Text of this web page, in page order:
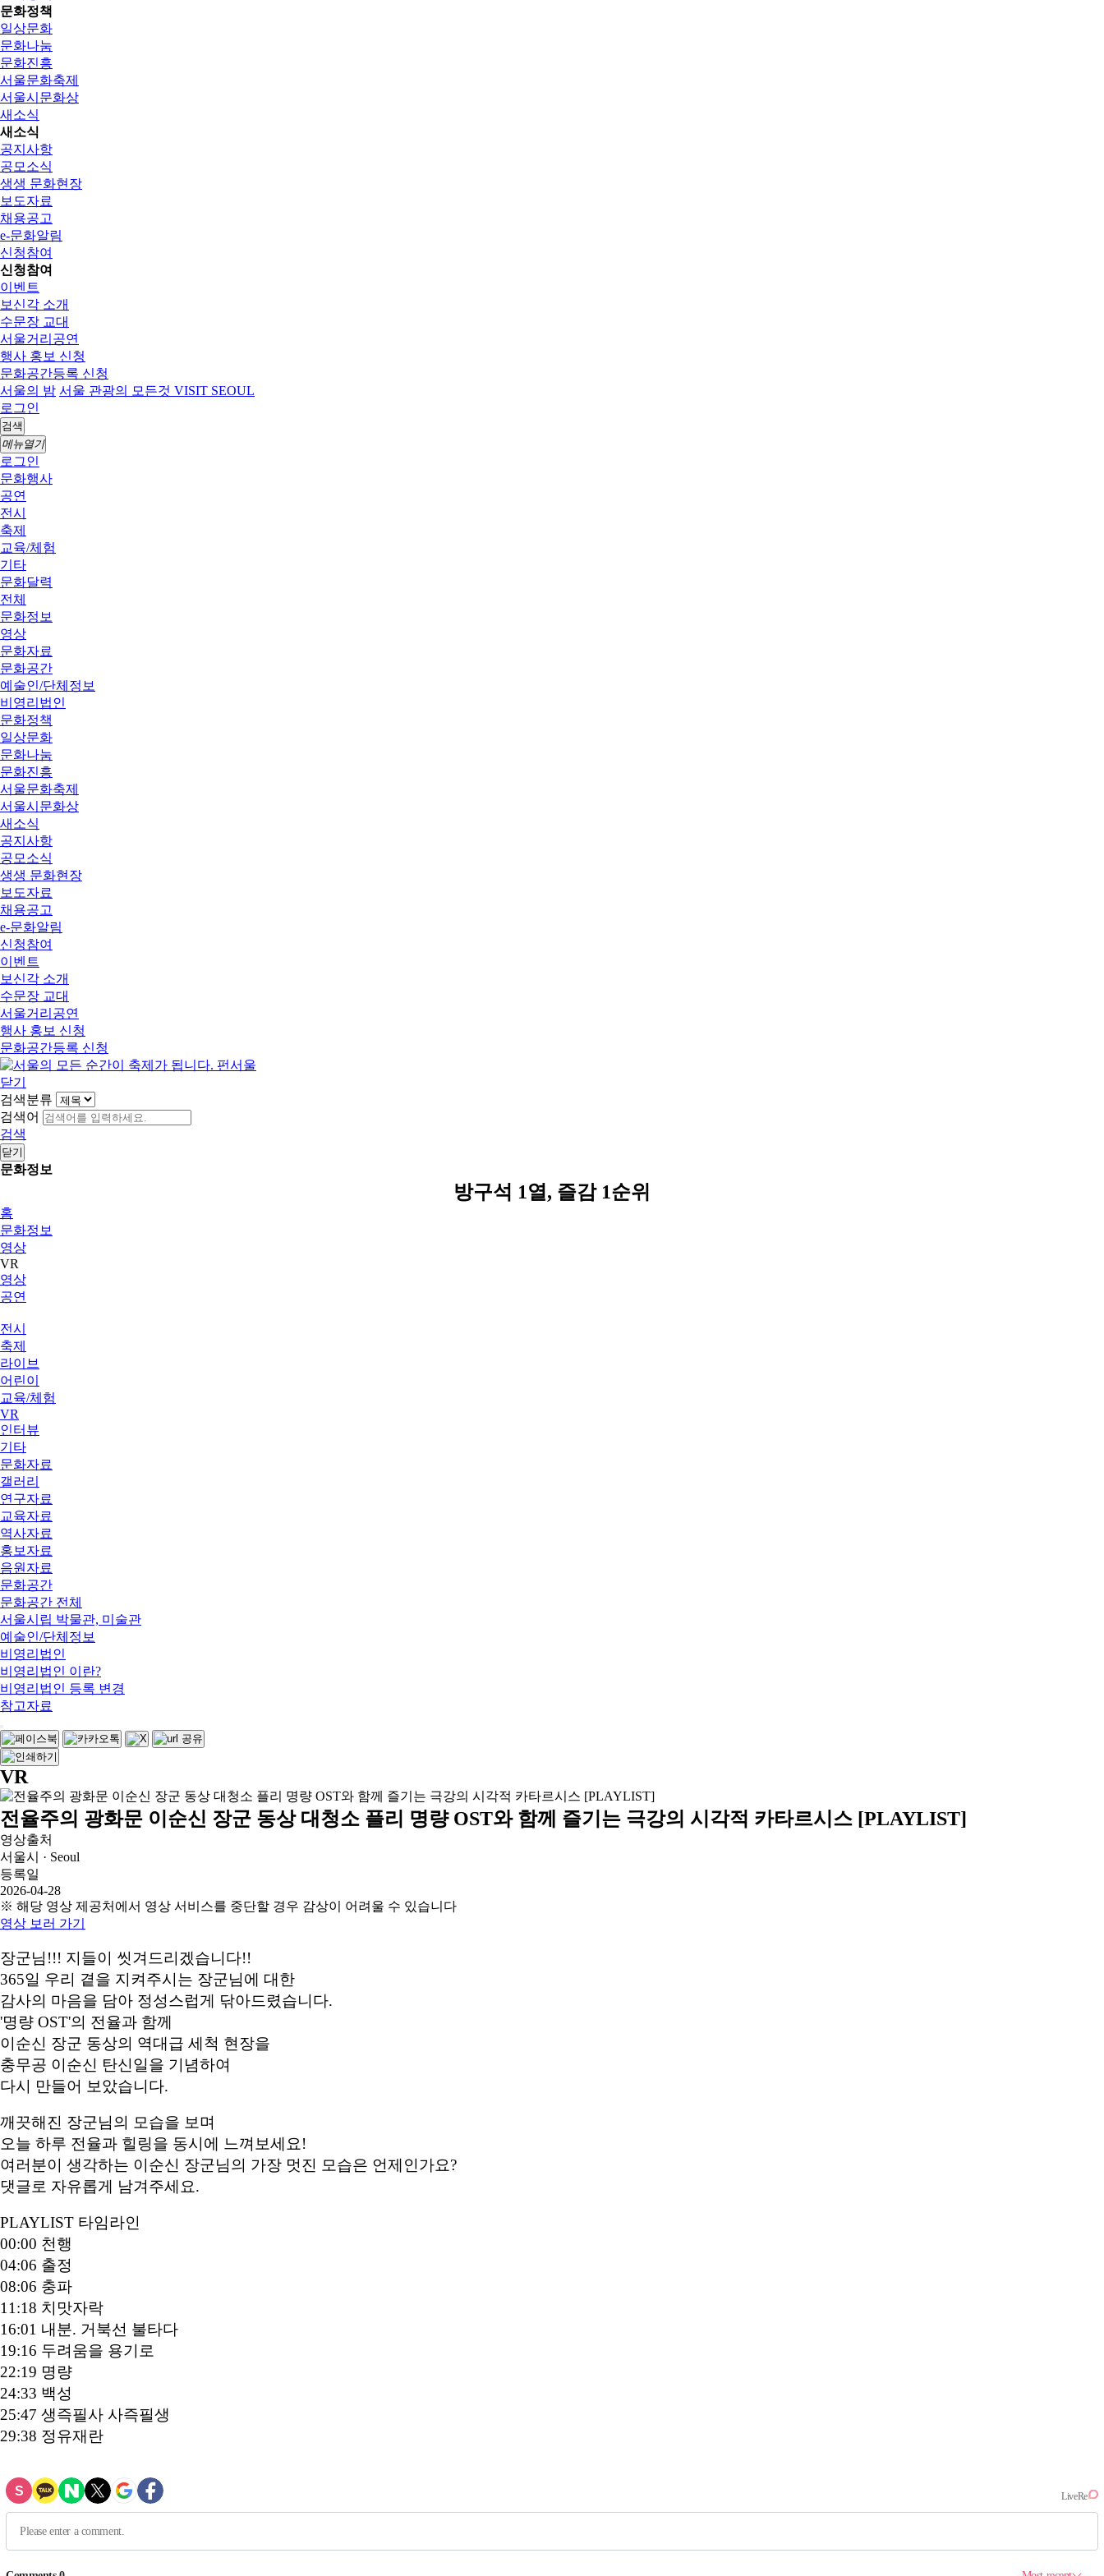
문화정책
일상문화
문화나눔
문화진흥
서울문화축제
서울시문화상
새소식
새소식
공지사항
공모소식
생생 문화현장
보도자료
채용공고
e-문화알림
신청참여
신청참여
이벤트
보신각 소개
수문장 교대
서울거리공연
행사 홍보 신청
문화공간등록 신청
서울의 밤 서울 관광의 모든것 VISIT SEOUL
로그인
검색
메뉴열기
로그인
문화행사
공연
전시
축제
교육/체험
기타
문화달력
전체
문화정보
영상
문화자료
문화공간
예술인/단체정보
비영리법인
문화정책
일상문화
문화나눔
문화진흥
서울문화축제
서울시문화상
새소식
공지사항
공모소식
생생 문화현장
보도자료
채용공고
e-문화알림
신청참여
이벤트
보신각 소개
수문장 교대
서울거리공연
행사 홍보 신청
문화공간등록 신청
닫기
검색분류
검색어
검색
닫기
문화정보
방구석 1열, 즐감 1순위
홈
문화정보
영상
VR
영상
공연
전시
축제
라이브
어린이
교육/체험
VR
인터뷰
기타
문화자료
갤러리
연구자료
교육자료
역사자료
홍보자료
음원자료
문화공간
문화공간 전체
서울시립 박물관, 미술관
예술인/단체정보
비영리법인
비영리법인 이란?
비영리법인 등록 변경
참고자료
VR
전율주의 광화문 이순신 장군 동상 대청소 플리 명량 OST와 함께 즐기는 극강의 시각적 카타르시스 [PLAYLIST]
영상출처
서울시 · Seoul
등록일
2026-04-28
※ 해당 영상 제공처에서 영상 서비스를 중단할 경우 감상이 어려울 수 있습니다
영상 보러 가기
장군님!!! 지들이 씻겨드리겠습니다!!
365일 우리 곁을 지켜주시는 장군님에 대한
감사의 마음을 담아 정성스럽게 닦아드렸습니다.
'명량 OST'의 전율과 함께
이순신 장군 동상의 역대급 세척 현장을
충무공 이순신 탄신일을 기념하여
다시 만들어 보았습니다.
깨끗해진 장군님의 모습을 보며
오늘 하루 전율과 힐링을 동시에 느껴보세요!
여러분이 생각하는 이순신 장군님의 가장 멋진 모습은 언제인가요?
댓글로 자유롭게 남겨주세요.
PLAYLIST 타임라인
00:00 천행
04:06 출정
08:06 충파
11:18 치맛자락
16:01 내분. 거북선 불타다
19:16 두려움을 용기로
22:19 명량
24:33 백성
25:47 생즉필사 사즉필생
29:38 정유재란